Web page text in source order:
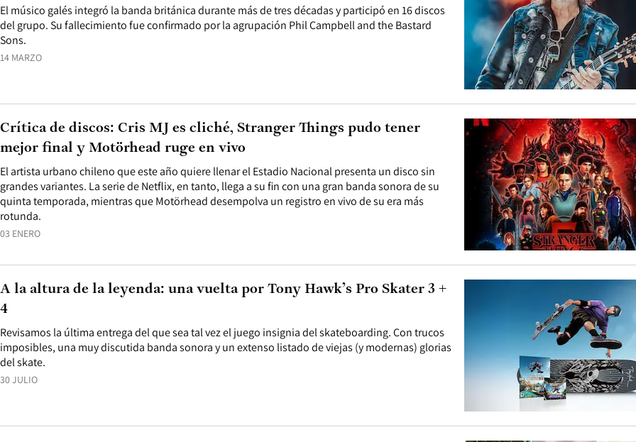
14 MARZO
El músico galés integró la banda británica durante más de tres décadas y participó en 16 discos
del grupo. Su fallecimiento fue confirmado por la agrupación Phil Campbell and the Bastard
Sons.
03 ENERO
El artista urbano chileno que este año quiere llenar el Estadio Nacional presenta un disco sin
grandes variantes. La serie de Netflix, en tanto, llega a su fin con una gran banda sonora de su
quinta temporada, mientras que Motörhead desempolva un registro en vivo de su era más
rotunda.
Crítica de discos: Cris MJ es cliché, Stranger Things pudo tener
mejor final y Motörhead ruge en vivo
30 JULIO
Revisamos la última entrega del que sea tal vez el juego insignia del skateboarding. Con trucos
imposibles, una muy discutida banda sonora y un extenso listado de viejas (y modernas) glorias
del skate.
A la altura de la leyenda: una vuelta por Tony Hawk’s Pro Skater 3 +
4